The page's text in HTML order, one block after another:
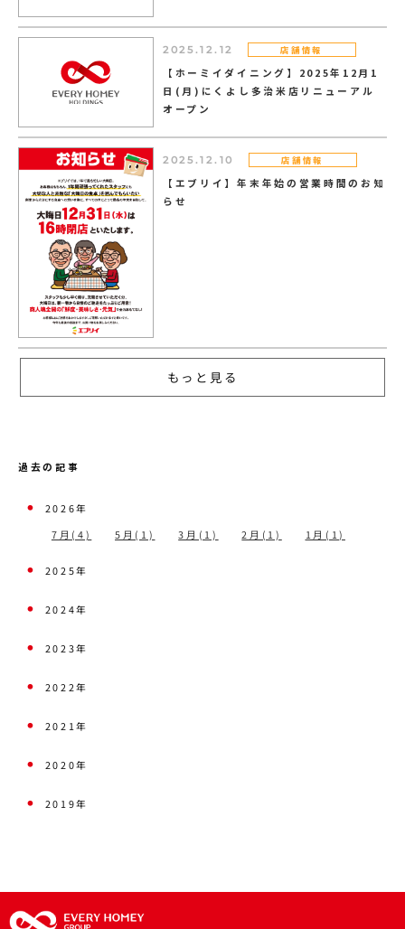
2025.12.12 店舗情報
【ホーミイダイニング】2025年12月1
日(月)にくよし多治米店リニューアル
オープン
2025.12.10 店舗情報
【エブリイ】年末年始の営業時間のお知
らせ
もっと見る
過去の記事
2026年
7月(4)
5月(1) 3月(1) 2月(1) 1月(1)
2025年
2024年
2023年
2022年
2021年
2020年
2019年